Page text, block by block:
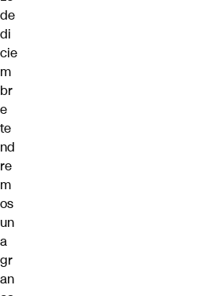
de
di
cie
m
br
e
te
nd
re
m
os
un
a
gr
an